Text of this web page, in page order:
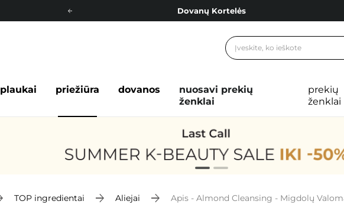
Dovanų Kortelės
Nemokamas pristatymas nuo 40,00 €
plaukai priežiūra dovanos
nuosavi prekių
ženklai
prekių
ženklai
TOP ingredientai Aliejai Apis - Almond Cleansing - Migdolų